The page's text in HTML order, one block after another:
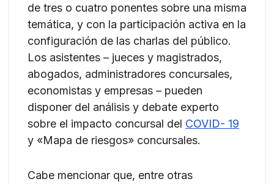
de tres o cuatro ponentes sobre una misma
temática, y con la participación activa en la
configuración de las charlas del público.
Los asistentes – jueces y magistrados,
abogados, administradores concursales,
economistas y empresas – pueden
disponer del análisis y debate experto
sobre el impacto concursal del COVID- 19
y «Mapa de riesgos» concursales.
Cabe mencionar que, entre otras